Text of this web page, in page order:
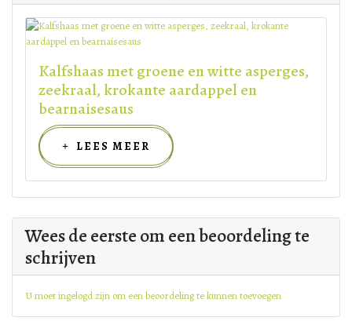
Kalfshaas met groene en witte asperges,
zeekraal, krokante aardappel en
bearnaisesaus
LEES MEER
Wees de eerste om een beoordeling te
schrijven
U moet ingelogd zijn om een beoordeling te kunnen toevoegen